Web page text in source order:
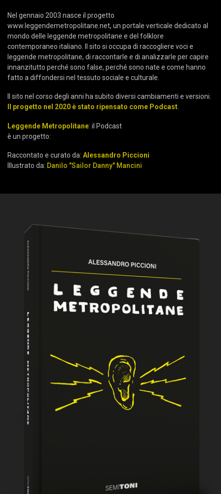
Nel gennaio 2003 nasce il progetto
www.leggendemetropolitane.net, un portale verticale dedicato al
mondo delle leggende metropolitane e del folklore
contemporaneo italiano. Il sito si occupa di raccogliere voci e
leggende metropolitane, di raccontarle e di analizzarle per capire
innanzitutto perché sono false, perché sono nate e come hanno
fatto a diffondersi nel tessuto sociale e culturale.
Il sito nel corso degli anni ha subito diversi cambiamenti e versioni.
Il progetto nel 2020 è stato ripensato come Podcast
Leggende Metropolitane: il Podcast
è un progetto:
Raccontato e curato da: Alessandro Piccioni
Illustrato da: Danilo "Sailor Danny" Mancini